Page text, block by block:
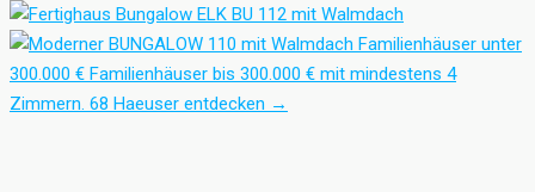
Familienhäuser unter
300.000 € Familienhäuser bis 300.000 € mit mindestens 4
Zimmern. 68 Haeuser entdecken →